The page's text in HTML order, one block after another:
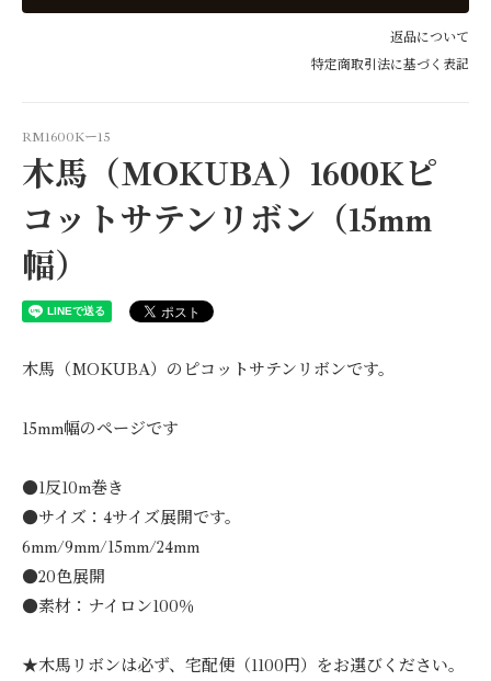
15mm
15mm
15mm
返品について
特定商取引法に基づく表記
RM1600Kー15
木馬（MOKUBA）1600Kピ
コットサテンリボン（15mm
幅）
木馬（MOKUBA）のピコットサテンリボンです。
15mm幅のページです
●1反10m巻き
●サイズ：4サイズ展開です。
6mm/9mm/15mm/24mm
●20色展開
●素材：ナイロン100％
★木馬リボンは必ず、宅配便（1100円）をお選びください。